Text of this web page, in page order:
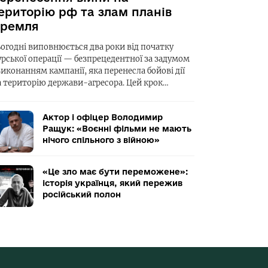
рф та злам планів
виповнюється два роки від початку
операції — безпрецедентної за задумом
кампанії, яка перенесла бойові дії
територію держави-агресора. Цей крок…
Актор і офіцер Володимир
Ращук: «Воєнні фільми не мають
нічого спільного з війною»
«Це зло має бути переможене»:
історія українця, який пережив
російський полон